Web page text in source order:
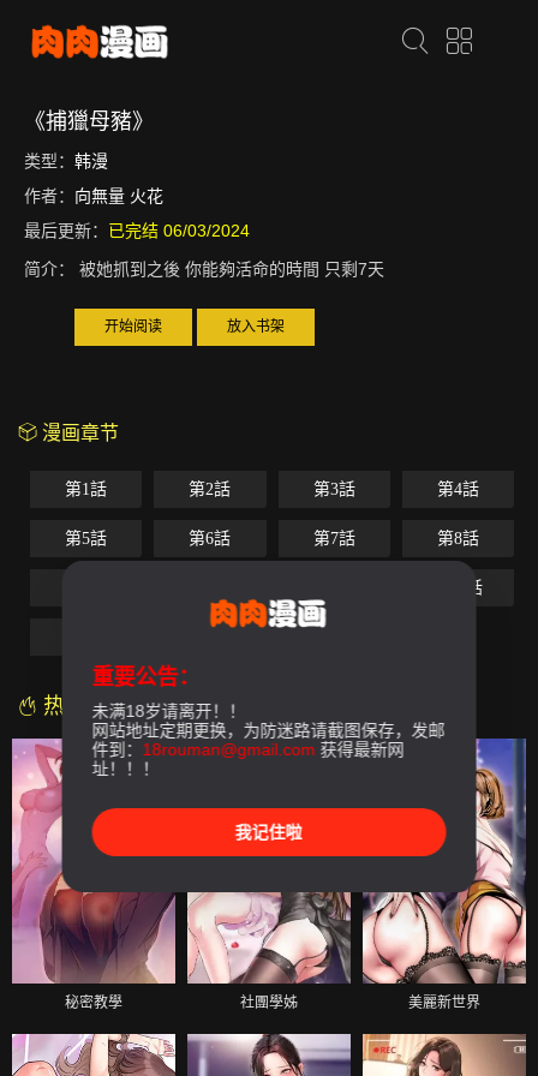
《捕獵母豬》
类型： 韩漫
作者： 向無量 火花
最后更新： 已完结 06/03/2024
简介：
被她抓到之後 你能夠活命的時間 只剩7天
开始阅读 放入书架
漫画章节
第1話 第2話 第3話 第4話
第5話 第6話 第7話 第8話
第12話
热门漫画
秘密教學 社團學姊 美麗新世界
重要公告：
未满18岁请离开！！
网站地址定期更换，为防迷路请截图保存，发邮
件到： 18rouman@gmail.com 获得最新网
址！！！
我记住啦